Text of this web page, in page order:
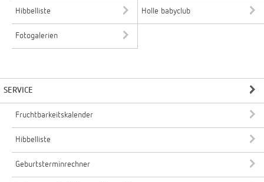
Hibbelliste Holle babyclub
Fotogalerien
SERVICE
Fruchtbarkeitskalender
Hibbelliste
Geburtsterminrechner